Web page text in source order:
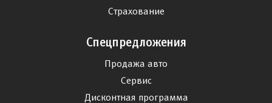
Страхование
Спецпредложения
Продажа авто
Сервис
Дисконтная программа